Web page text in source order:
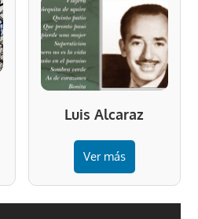
Luis Alcaraz
Ver más